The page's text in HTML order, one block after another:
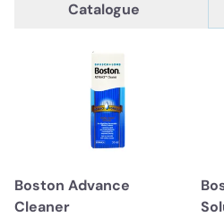
Catalogue
Boston Advance
Cleaner